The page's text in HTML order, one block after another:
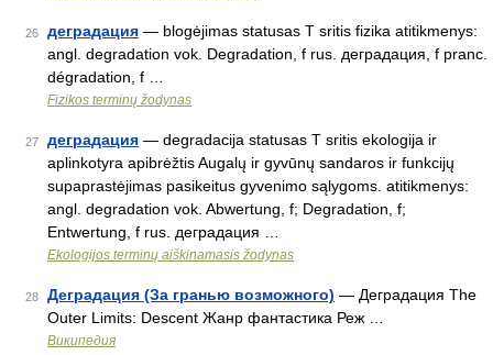
26 деградация — blogėjimas statusas T sritis fizika atitikmenys:
angl. degradation vok. Degradation, f rus. деградация, f pranc.
dégradation, f …
Fizikos terminų žodynas
27 деградация — degradacija statusas T sritis ekologija ir
aplinkotyra apibrėžtis Augalų ir gyvūnų sandaros ir funkcijų
supaprastėjimas pasikeitus gyvenimo sąlygoms. atitikmenys:
angl. degradation vok. Abwertung, f; Degradation, f;
Entwertung, f rus. деградация …
Ekologijos terminų aiškinamasis žodynas
28 Деградация (За гранью возможного) — Деградация The
Outer Limits: Descent Жанр фантастика Реж …
Википедия